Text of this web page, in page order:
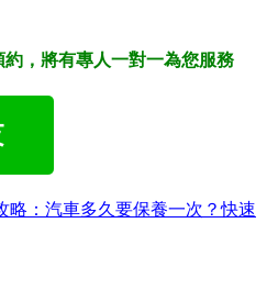
，將有專人一對一為您服務
略：汽車多久要保養一次？快速